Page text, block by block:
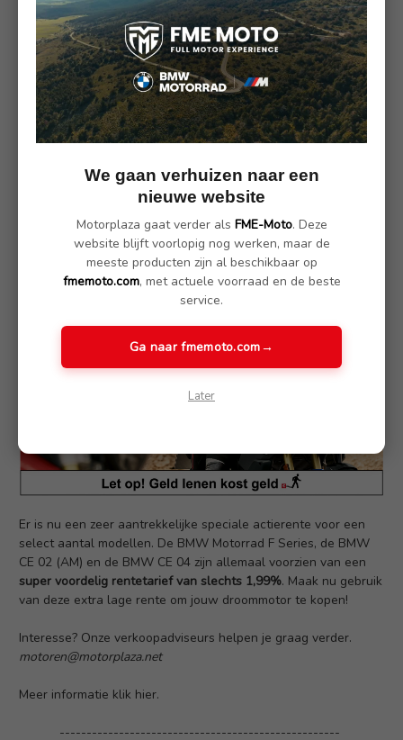
Tijdelijk ontvang je maar liefst een voordeel van € 7.500,- bij
aankoop van een nieuwe BMW R 18 uit voorraad.
De aankoop van een Big Boxer was nog nooit zo
voordelig. Kom langs in onze winkel, dan helpen we je
graag verder in je zoektocht naar de perfecte Big Boxer
voor jou!
Interesse? Onze verkoopadviseurs helpen je graag verder.
motoren@motorplaza.net
informaties klik hier.
----------------------------------------------------
Er is nu een zeer aantrekkelijke speciale actierente voor een
select aantal modellen. De BMW Motorrad F Series, de BMW
CE 02 (AM) en de BMW CE 04 zijn allemaal voorzien van een
super voordelig rentetarief van slechts 1,99%. Maak nu gebruik
van deze extra lage rente om jouw droommotor te kopen!
Interesse? Onze verkoopadviseurs helpen je graag verder.
motoren@motorplaza.net
Meer informatie klik hier.
----------------------------------------------------
We gaan verhuizen naar een
nieuwe website
Motorplaza gaat verder als FME-Moto. Deze
website blijft voorlopig nog werken, maar de
meeste producten zijn al beschikbaar op
fmemoto.com, met actuele voorraad en de beste
service.
Ga naar fmemoto.com→
Later